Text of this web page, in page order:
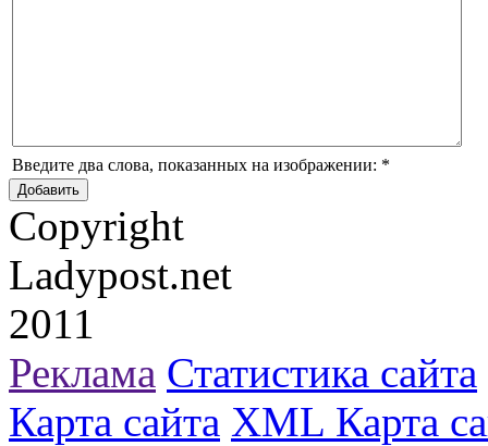
Введите два слова, показанных на изображении: *
Copyright
Ladypost.net
2011
Реклама Статистика сайта
Карта сайта XML Карта